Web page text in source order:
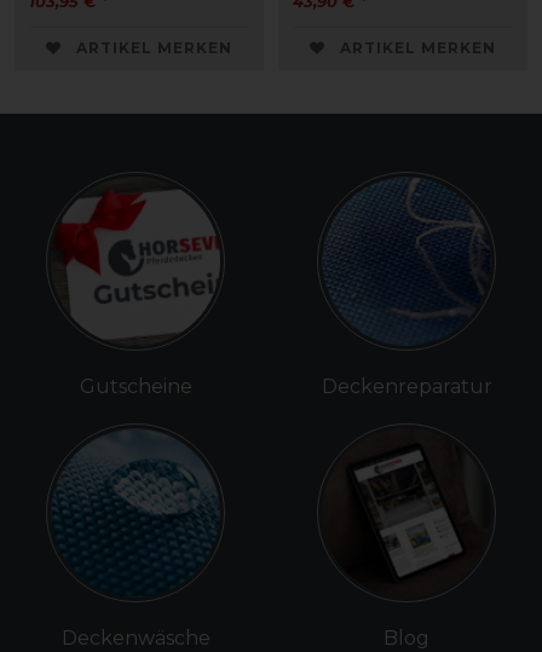
ARTIKEL MERKEN ARTIKEL MERKEN
Gutscheine
Deckenwäsche
Deckenreparatur
Blog